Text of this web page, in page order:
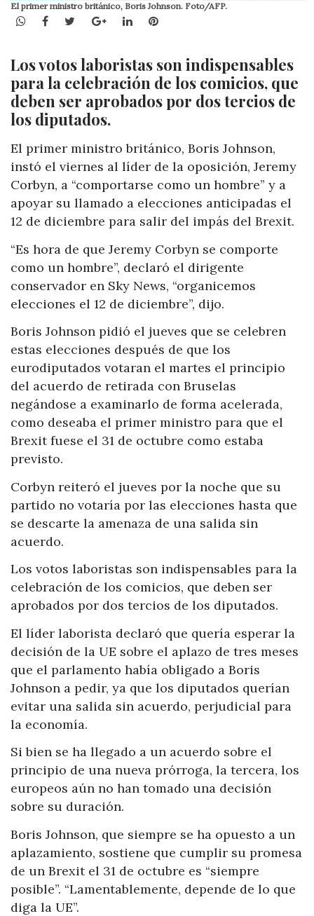
El primer ministro británico, Boris Johnson. Foto/AFP.
WhatsApp
Facebook
TwitterGoogle+LinkedInPinterest
Los votos laboristas son indispensables
para la celebración de los comicios, que
deben ser aprobados por dos tercios de
los diputados.
El primer ministro británico, Boris Johnson,
instó el viernes al líder de la oposición, Jeremy
Corbyn, a “comportarse como un hombre” y a
apoyar su llamado a elecciones anticipadas el
12 de diciembre para salir del impás del Brexit.
“Es hora de que Jeremy Corbyn se comporte
como un hombre”, declaró el dirigente
conservador en Sky News, “organicemos
elecciones el 12 de diciembre”, dijo.
Boris Johnson pidió el jueves que se celebren
estas elecciones después de que los
eurodiputados votaran el martes el principio
del acuerdo de retirada con Bruselas
negándose a examinarlo de forma acelerada,
como deseaba el primer ministro para que el
Brexit fuese el 31 de octubre como estaba
previsto.
Corbyn reiteró el jueves por la noche que su
partido no votaría por las elecciones hasta que
se descarte la amenaza de una salida sin
acuerdo.
Los votos laboristas son indispensables para la
celebración de los comicios, que deben ser
aprobados por dos tercios de los diputados.
El líder laborista declaró que quería esperar la
decisión de la UE sobre el aplazo de tres meses
que el parlamento había obligado a Boris
Johnson a pedir, ya que los diputados querían
evitar una salida sin acuerdo, perjudicial para
la economía.
Si bien se ha llegado a un acuerdo sobre el
principio de una nueva prórroga, la tercera, los
europeos aún no han tomado una decisión
sobre su duración.
Boris Johnson, que siempre se ha opuesto a un
aplazamiento, sostiene que cumplir su promesa
de un Brexit el 31 de octubre es “siempre
posible”. “Lamentablemente, depende de lo que
diga la UE”.